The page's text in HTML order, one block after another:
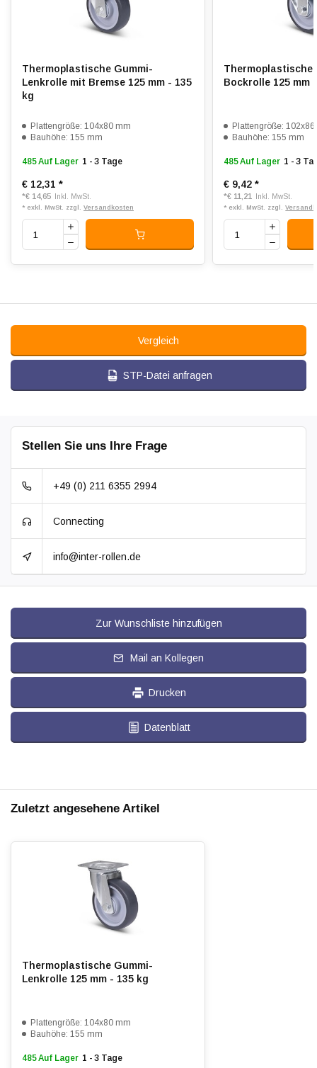
Verschleißfest:
Dämpfung:
Temperatur:
Thermoplastische Gummi-
Lenkrolle mit Bremse 125 mm - 135
kg
Plattengröße: 104x80 mm
Bauhöhe: 155 mm
485 Auf Lager 1 - 3 Tage
€ 12,31 *
*€ 14,65 Inkl. MwSt.
* exkl. MwSt. zzgl. Versandkosten
Thermoplastische
Bockrolle 125 mm
Plattengröße:
Bauhöhe: 155 mm
485 Auf Lager 1 - 3
€ 9,42*
*€ 11,21 Inkl. MwSt.
* exkl. MwSt. zzgl.
Vergleich
STP-Datei anfragen
Stellen Sie uns Ihre Frage
+49 (0) 211 6355 2994
Connecting
info@inter-rollen.de
Zur Wunschliste hinzufügen
Mail an Kollegen
Drucken
Datenblatt
Zuletzt angesehene Artikel
Thermoplastische Gummi-
Lenkrolle 125 mm - 135 kg
Plattengröße: 104x80 mm
Bauhöhe: 155 mm
485 Auf Lager 1 - 3 Tage